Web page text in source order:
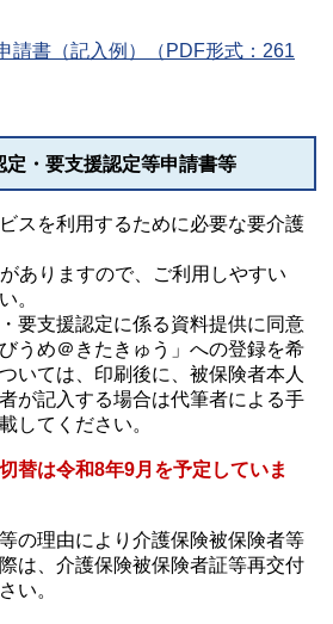
請書（記入例）（PDF形式：261
・要支援認定等申請書等
スを利用するために必要な要介護
ありますので、ご利用しやすい
。
要支援認定に係る資料提供に同意
うめ＠きたきゅう」への登録を希
いては、印刷後に、被保険者本人
が記入する場合は代筆者による手
してください。
替は令和8年9月を予定していま
の理由により介護保険被保険者等
は、介護保険被保険者証等再交付
い。